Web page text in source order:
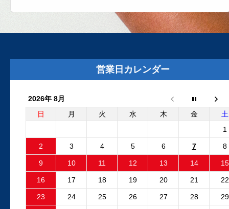
2025.8.29
外装リニューアルしました
た。グレーの建物と新しいロゴマークの看
板が目印です。Google...
フリーランダー2 電動ファンコ
ントロールユニット 純正品と
外品比較
フリーランダー2でエンジン停止後も電動
ファンが回り続ける故障が発生しました。
故障原因はファンコントロ...
営業日カレンダー
2026年 8月
日
月 火 水 木 金
土
1
2 3 4 5 6 7 8
9 10 11 12 13 14 15
16 17 18 19 20 21 22
23 24 25 26 27 28 29